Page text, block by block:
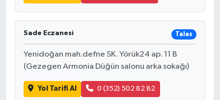
Sade Eczanesi Talas
Yenidoğan mah.defne SK. Yörük24 ap. 11 B
(Gezegen Armonia Düğün salonu arka sokağı)
Yol Tarifi Al 0 (352) 502 82 82